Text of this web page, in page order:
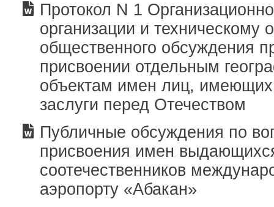
Протокол N 1
организации и техническому
общественного обсуждения
присвоении отдельным
объектам имен лиц,
заслуги перед Отечеством
Публичные обсуждения по
присвоения имен
соотечественников
аэропорту «Абакан»